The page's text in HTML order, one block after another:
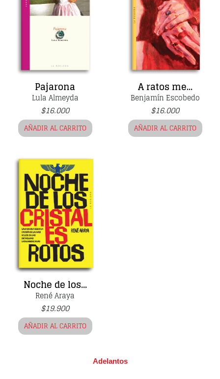
Pajarona
$16.000
Lula Almeyda
AÑADIR AL CARRITO
A ratos me...
$16.000
Benjamín Escobedo
AÑADIR AL CARRITO
Noche de los...
$19.900
René Araya
AÑADIR AL CARRITO
Adelantos